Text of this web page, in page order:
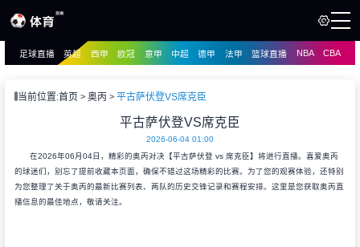
播
足球直播 英超 西甲 欧冠 意甲 中超 德甲 法甲 篮球直播 NBA CBA
当前位置:首页 奥丙 平古萨伏登VS席克臣
平古萨伏登VS席克臣
2026-06-04 01:00
在2026年06月04日，精彩的奥丙对决【平古萨伏登 vs 席克臣】将进行直播。喜爱奥丙
的球迷们，别忘了提前收藏本页面，确保不错过这场精彩的比赛。为了您的观赛体验，还特别
为您整理了关于奥丙的最新比赛列表、两队的历史交锋记录和赛程安排。这里是您获取奥丙直
播信息的最佳地点，敬请关注。